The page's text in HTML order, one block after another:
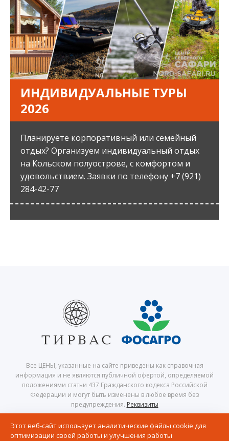
ИНДИВИДУАЛЬНЫЕ ТУРЫ
2026
Планируете корпоративный или семейный
отдых? Организуем индивидуальный отдых
на Кольском полуострове, с комфортом и
удовольствием. Заявки по телефону +7 (921)
284-42-77
Все ЦЕНЫ, указанные на сайте приведены как справочная
информация и не являются публичной офертой, определяемой
положениями статьи 437 Гражданского кодекса Российской
Федерации и могут быть изменены в любое время без
предупреждения. Реквизиты
Мурманская область, Кольский полуостров
Политика в отношении обработки персональных данных
Этот веб-сайт использует аналитические файлы cookie для
оптимизации своей работы и улучшения работы